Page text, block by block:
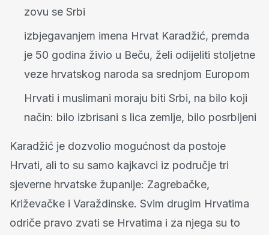
zovu se Srbi
izbjegavanjem imena Hrvat Karadžić, premda
je 50 godina živio u Beču, želi odijeliti stoljetne
veze hrvatskog naroda sa srednjom Europom
Hrvati i muslimani moraju biti Srbi, na bilo koji
način: bilo izbrisani s lica zemlje, bilo posrbljeni
Karadžić je dozvolio mogućnost da postoje
Hrvati, ali to su samo kajkavci iz područje tri
sjeverne hrvatske županije: Zagrebačke,
Križevačke i Varaždinske. Svim drugim Hrvatima
odriče pravo zvati se Hrvatima i za njega su to